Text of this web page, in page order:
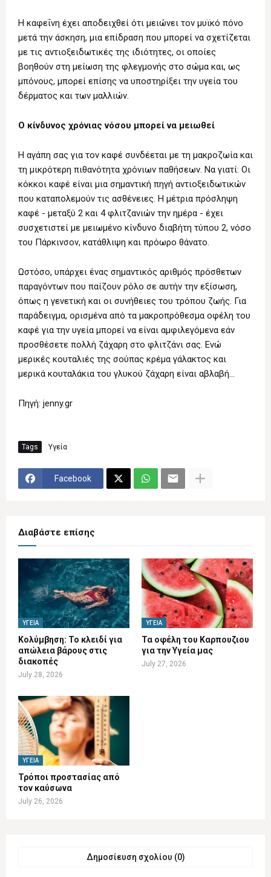
Η καφεΐνη έχει αποδειχθεί ότι μειώνει τον μυϊκό πόνο
μετά την άσκηση, μια επίδραση που μπορεί να σχετίζεται
με τις αντιοξειδωτικές της ιδιότητες, οι οποίες
βοηθούν στη μείωση της φλεγμονής στο σώμα και, ως
μπόνους, μπορεί επίσης να υποστηρίξει την υγεία του
δέρματος και των μαλλιών.
Ο κίνδυνος χρόνιας νόσου μπορεί να μειωθεί
Η αγάπη σας για τον καφέ συνδέεται με τη μακροζωία και
τη μικρότερη πιθανότητα χρόνιων παθήσεων. Να γιατί: Οι
κόκκοι καφέ είναι μια σημαντική πηγή αντιοξειδωτικών
που καταπολεμούν τις ασθένειες. Η μέτρια πρόσληψη
καφέ - μεταξύ 2 και 4 φλιτζανιών την ημέρα - έχει
συσχετιστεί με μειωμένο κίνδυνο διαβήτη τύπου 2, νόσο
του Πάρκινσον, κατάθλιψη και πρόωρο θάνατο.
Ωστόσο, υπάρχει ένας σημαντικός αριθμός πρόσθετων
παραγόντων που παίζουν ρόλο σε αυτήν την εξίσωση,
όπως η γενετική και οι συνήθειες του τρόπου ζωής. Για
παράδειγμα, ορισμένα από τα μακροπρόθεσμα οφέλη του
καφέ για την υγεία μπορεί να είναι αμφιλεγόμενα εάν
προσθέσετε πολλή ζάχαρη στο φλιτζάνι σας. Ενώ
μερικές κουταλιές της σούπας κρέμα γάλακτος και
μερικά κουταλάκια του γλυκού ζάχαρη είναι αβλαβή...
Πηγή: jenny.gr
Tags Υγεία
Facebook
Διαβάστε επίσης
ΥΓΕΊΑ
Κολύμβηση: Το κλειδί για
απώλεια βάρους στις
διακοπές
July 28, 2026
ΥΓΕΊΑ
Τα οφέλη του Καρπουζιου
για την Υγεία μας
July 27, 2026
ΥΓΕΊΑ
Τρόποι προστασίας από
τον καύσωνα
July 26, 2026
Δημοσίευση σχολίου (0)